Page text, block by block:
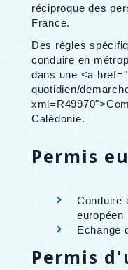
réciproque des
France.
Des règles
conduire en
dans une <a
quotidien/
Calédonie.
Permis
Conduire
européen
Echange
Permis